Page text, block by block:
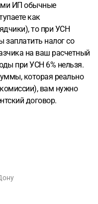
ИП обычные
как
то при УСН
заплатить налог со
на ваш расчетный
при УСН 6% нельзя.
которая реально
вам нужно
договор.